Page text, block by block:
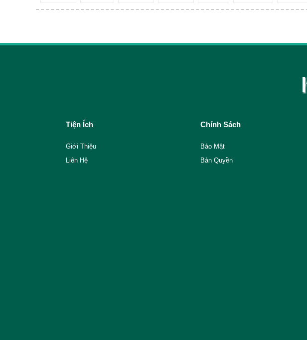
Tiện Ích
Giới Thiệu
Liên Hệ
Chính Sách
Bảo Mật
Bản Quyền